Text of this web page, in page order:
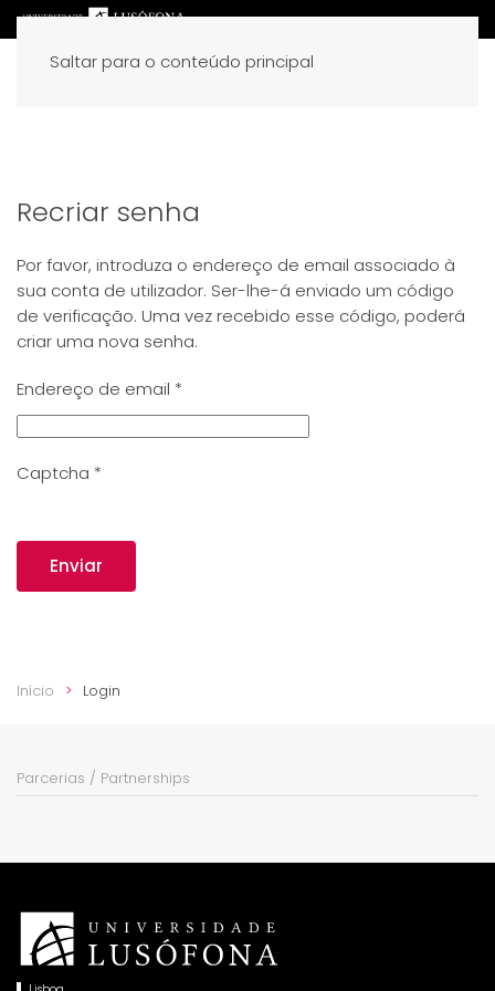
Saltar para o conteúdo principal
Recriar senha
Por favor, introduza o endereço de email associado à
sua conta de utilizador. Ser-lhe-á enviado um código
de verificação. Uma vez recebido esse código, poderá
criar uma nova senha.
Endereço de email *
Captcha *
Enviar
Início Login
Parcerias / Partnerships